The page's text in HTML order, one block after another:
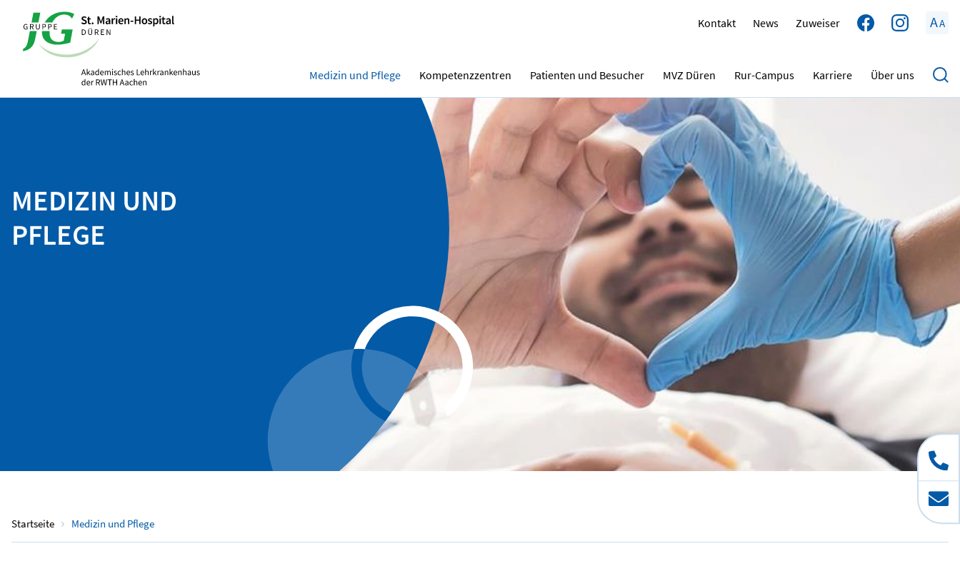
Kontakt News Zuweiser AA
Medizin und Pflege Kompetenzzentren Patienten und Besucher MVZ Düren Rur-Campus Karriere Über uns
MEDIZIN UND
PFLEGE
Startseite Medizin und Pflege